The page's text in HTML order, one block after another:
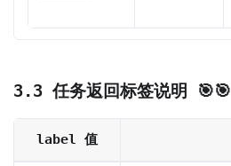
3.3 任务返回标签说明 🎯🎯
label 值